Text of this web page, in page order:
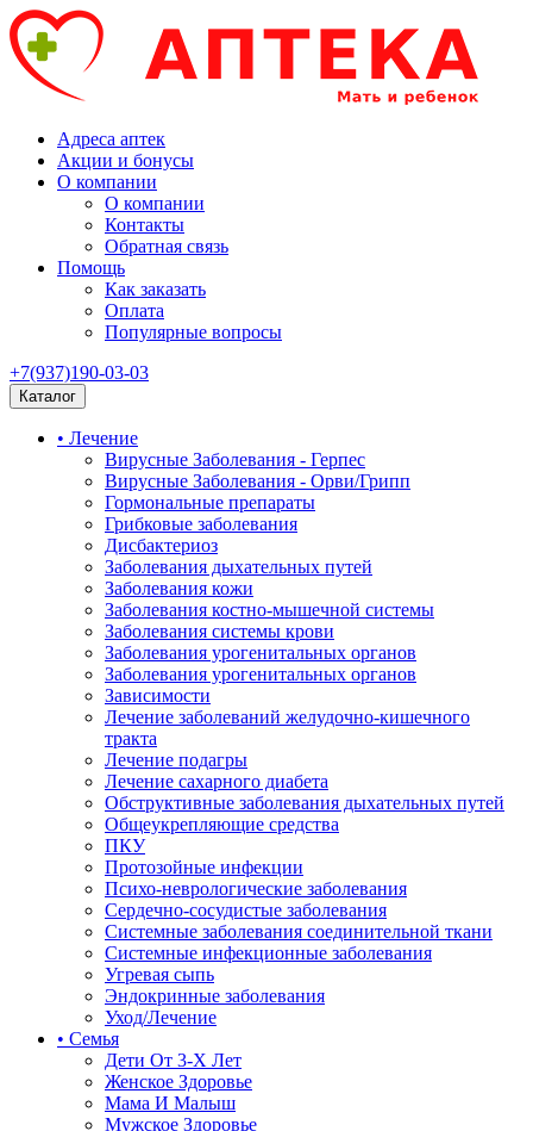
Адреса аптек
Акции и бонусы
О компании
О компании
Контакты
Обратная связь
Помощь
Как заказать
Оплата
Популярные вопросы
+7(937)190-03-03
Каталог
• Лечение
Вирусные Заболевания - Герпес
Вирусные Заболевания - Орви/Грипп
Гормональные препараты
Грибковые заболевания
Дисбактериоз
Заболевания дыхательных путей
Заболевания кожи
Заболевания костно-мышечной системы
Заболевания системы крови
Заболевания урогенитальных органов
Заболевания урогенитальных органов
Зависимости
Лечение заболеваний желудочно-кишечного
тракта
Лечение подагры
Лечение сахарного диабета
Обструктивные заболевания дыхательных путей
Общеукрепляющие средства
ПКУ
Протозойные инфекции
Психо-неврологические заболевания
Сердечно-сосудистые заболевания
Системные заболевания соединительной ткани
Системные инфекционные заболевания
Угревая сыпь
Эндокринные заболевания
Уход/Лечение
• Семья
Дети От 3-Х Лет
Женское Здоровье
Мама И Малыш
Мужское Здоровье